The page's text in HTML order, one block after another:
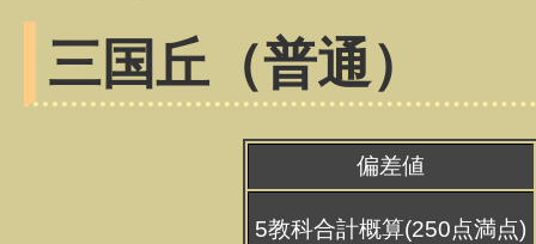
三国丘（普通）
偏差値
5教科合計概算(250点満点)